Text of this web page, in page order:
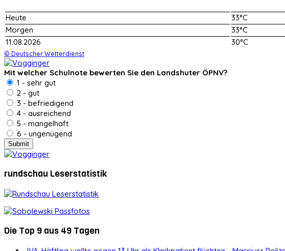
Heute
33°C
Morgen
33°C
11.08.2026
30°C
© Deutscher Wetterdienst
Mit welcher Schulnote bewerten Sie den Landshuter ÖPNV?
1 - sehr gut
2 - gut
3 - befriedigend
4 - ausreichend
5 - mangelhaft
6 - ungenügend
rundschau Leserstatistik
Die Top 9 aus 49 Tagen